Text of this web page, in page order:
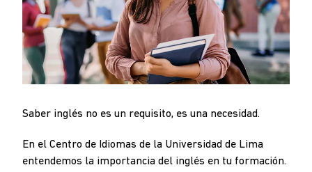
Saber inglés no es un requisito, es una necesidad.
En el Centro de Idiomas de la Universidad de Lima
entendemos la importancia del inglés en tu formación.